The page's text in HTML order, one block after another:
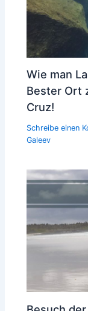
Wie man
Bester Ort
Cruz!
Schreibe einen
Galeev